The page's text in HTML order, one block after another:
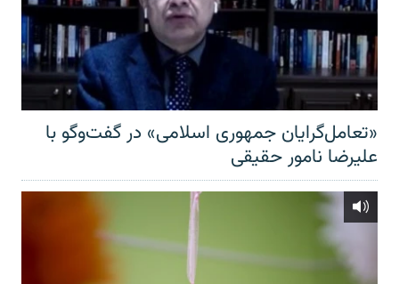
«تعامل‌گرایان جمهوری اسلامی» در گفت‌وگو با
علیرضا نامور حقیقی